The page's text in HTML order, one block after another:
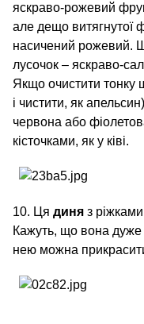
яскраво-рожевий
але дещо витягнутої
насичений рожевий.
лусочок – яскраво-
Якщо очистити тонку
і чистити, як
червона або
кісточками, як у ківі.
10. Ця диня з
Кажуть, що вона
нею можна